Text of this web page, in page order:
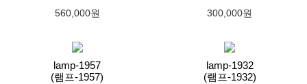
560,000원 300,000원
lamp-1957
(램프-1957)
lamp-1932
(램프-1932)